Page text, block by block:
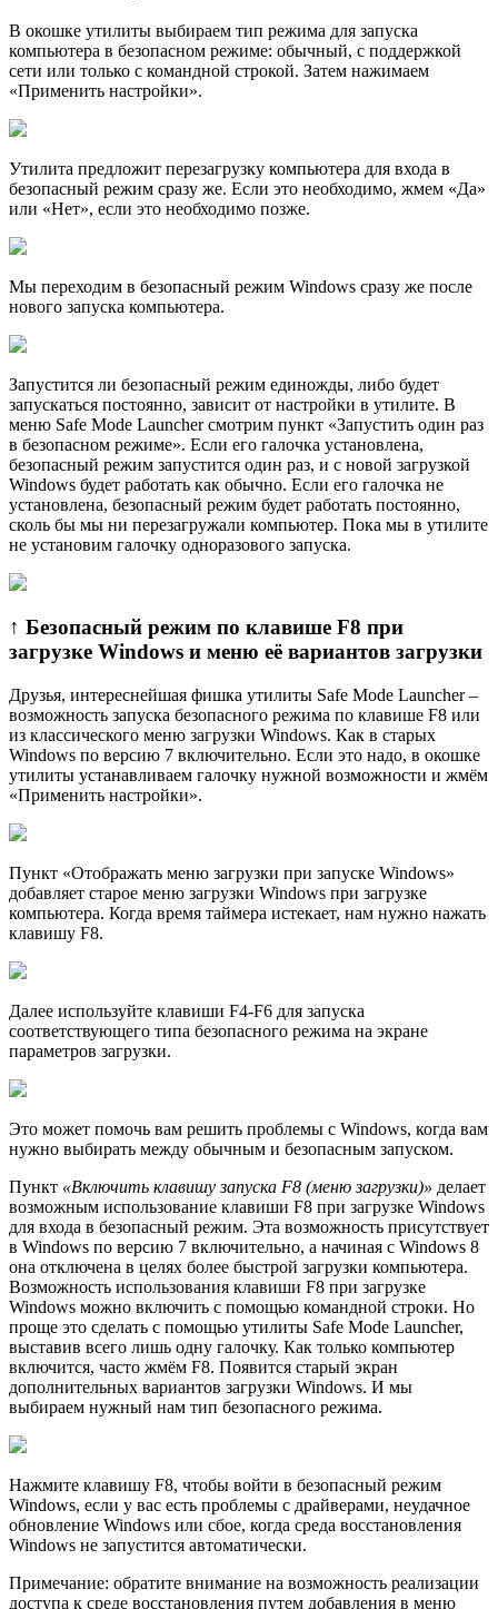
В окошке утилиты выбираем тип режима для запуска
компьютера в безопасном режиме: обычный, с поддержкой
сети или только с командной строкой. Затем нажимаем
«Применить настройки».
Утилита предложит перезагрузку компьютера для входа в
безопасный режим сразу же. Если это необходимо, жмем «Да»
или «Нет», если это необходимо позже.
Мы переходим в безопасный режим Windows сразу же после
нового запуска компьютера.
Запустится ли безопасный режим единожды, либо будет
запускаться постоянно, зависит от настройки в утилите. В
меню Safe Mode Launcher смотрим пункт «Запустить один раз
в безопасном режиме». Если его галочка установлена,
безопасный режим запустится один раз, и с новой загрузкой
Windows будет работать как обычно. Если его галочка не
установлена, безопасный режим будет работать постоянно,
сколь бы мы ни перезагружали компьютер. Пока мы в утилите
не установим галочку одноразового запуска.
↑ Безопасный режим по клавише F8 при
загрузке Windows и меню её вариантов загрузки
Друзья, интереснейшая фишка утилиты Safe Mode Launcher –
возможность запуска безопасного режима по клавише F8 или
из классического меню загрузки Windows. Как в старых
Windows по версию 7 включительно. Если это надо, в окошке
утилиты устанавливаем галочку нужной возможности и жмём
«Применить настройки».
Пункт «Отображать меню загрузки при запуске Windows»
добавляет старое меню загрузки Windows при загрузке
компьютера. Когда время таймера истекает, нам нужно нажать
клавишу F8.
Далее используйте клавиши F4-F6 для запуска
соответствующего типа безопасного режима на экране
параметров загрузки.
Это может помочь вам решить проблемы с Windows, когда вам
нужно выбирать между обычным и безопасным запуском.
Пункт «Включить клавишу запуска F8 (меню загрузки)» делает
возможным использование клавиши F8 при загрузке Windows
для входа в безопасный режим. Эта возможность присутствует
в Windows по версию 7 включительно, а начиная с Windows 8
она отключена в целях более быстрой загрузки компьютера.
Возможность использования клавиши F8 при загрузке
Windows можно включить с помощью командной строки. Но
проще это сделать с помощью утилиты Safe Mode Launcher,
выставив всего лишь одну галочку. Как только компьютер
включится, часто жмём F8. Появится старый экран
дополнительных вариантов загрузки Windows. И мы
выбираем нужный нам тип безопасного режима.
Нажмите клавишу F8, чтобы войти в безопасный режим
Windows, если у вас есть проблемы с драйверами, неудачное
обновление Windows или сбое, когда среда восстановления
Windows не запустится автоматически.
Примечание: обратите внимание на возможность реализации
доступа к среде восстановления путем добавления в меню